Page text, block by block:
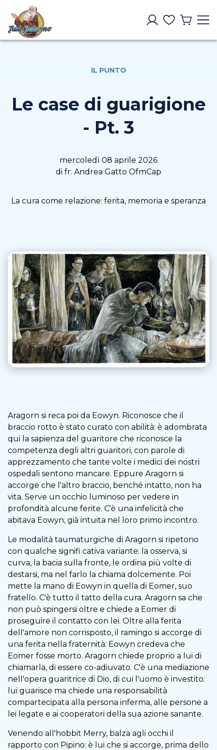
IL PUNTO
Le case di guarigione
- Pt. 3
mercoledì 08 aprile 2026
di fr. Andrea Gatto OfmCap
La cura come relazione: ferita, memoria e speranza
Aragorn si reca poi da Eowyn. Riconosce che il
braccio rotto è stato curato con abilità: è adombrata
qui la sapienza del guaritore che riconosce la
competenza degli altri guaritori, con parole di
apprezzamento che tante volte i medici dei nostri
ospedali sentono mancare. Eppure Aragorn si
accorge che l'altro braccio, benché intatto, non ha
vita. Serve un occhio luminoso per vedere in
profondità alcune ferite. C'è una infelicità che
abitava Eowyn, già intuita nel loro primo incontro.
Le modalità taumaturgiche di Aragorn si ripetono
con qualche signifi cativa variante: la osserva, si
curva, la bacia sulla fronte, le ordina più volte di
destarsi, ma nel farlo la chiama dolcemente. Poi
mette la mano di Eowyn in quella di Eomer, suo
fratello. C'è tutto il tatto della cura. Aragorn sa che
non può spingersi oltre e chiede a Eomer di
proseguire il contatto con lei. Oltre alla ferita
dell'amore non corrisposto, il ramingo si accorge di
una ferita nella fraternità: Eowyn credeva che
Eomer fosse morto. Aragorn chiede proprio a lui di
chiamarla, di essere co-adiuvato. C'è una mediazione
nell'opera guaritrice di Dio, di cui l'uomo è investito:
lui guarisce ma chiede una responsabilità
compartecipata alla persona inferma, alle persone a
lei legate e ai cooperatori della sua azione sanante.
Venendo all'hobbit Merry, balza agli occhi il
rapporto con Pipino: è lui che si accorge, prima dello